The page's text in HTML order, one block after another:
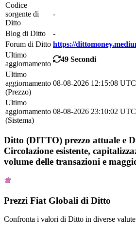
Codice
sorgente di
Ditto
-
Blog di Ditto
-
Forum di Ditto https://
Ultimo
aggiornamento
49 Secondi
Ultimo
aggiornamento
(Prezzo)
08-08-2026 12:15:08 UTC
Ultimo
aggiornamento
(Sistema)
08-08-2026 23:10:02 UTC
Ditto (DITTO) prezzo attuale e
Circolazione esistente,
volume delle transazioni e
Prezzi Fiat Globali di Ditto
Confronta i valori di Ditto in diverse